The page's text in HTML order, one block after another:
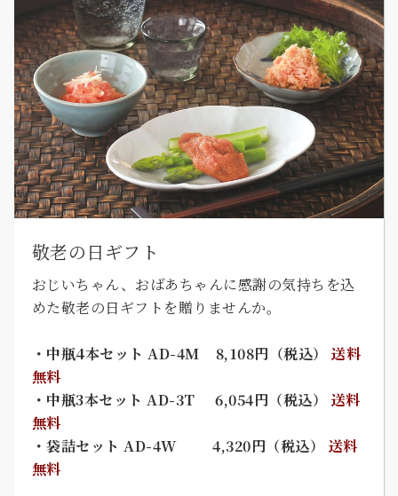
敬老の日ギフト
おじいちゃん、おばあちゃんに感謝の気持ちを込
めた敬老の日ギフトを贈りませんか。
・中瓶4本セット AD-4M 8,108円（税込）
送料
無料
・中瓶3本セット AD-3T 6,054円（税込）
送料
無料
・袋詰セット AD-4W 4,320円（税込）
送料
無料